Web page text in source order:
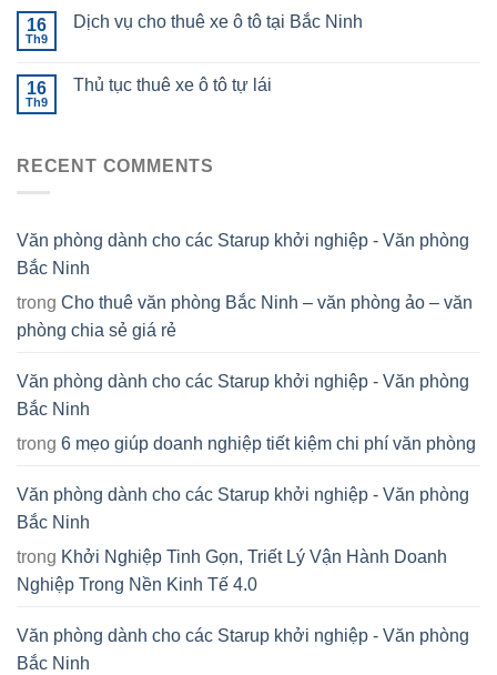
16
Th9
Dịch vụ cho thuê xe ô tô tại Bắc Ninh
16
Th9
Thủ tục thuê xe ô tô tự lái
RECENT COMMENTS
Văn phòng dành cho các Starup khởi nghiệp - Văn phòng
Bắc Ninh
trong Cho thuê văn phòng Bắc Ninh – văn phòng ảo – văn
phòng chia sẻ giá rẻ
Văn phòng dành cho các Starup khởi nghiệp - Văn phòng
Bắc Ninh
trong 6 mẹo giúp doanh nghiệp tiết kiệm chi phí văn phòng
Văn phòng dành cho các Starup khởi nghiệp - Văn phòng
Bắc Ninh
trong Khởi Nghiệp Tinh Gọn, Triết Lý Vận Hành Doanh
Nghiệp Trong Nền Kinh Tế 4.0
Văn phòng dành cho các Starup khởi nghiệp - Văn phòng
Bắc Ninh